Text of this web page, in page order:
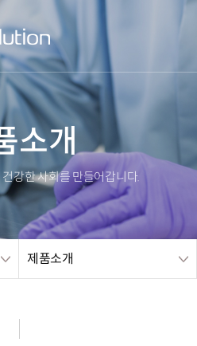
메인
소개
강한 사회를 만들어갑니다.
제품소개